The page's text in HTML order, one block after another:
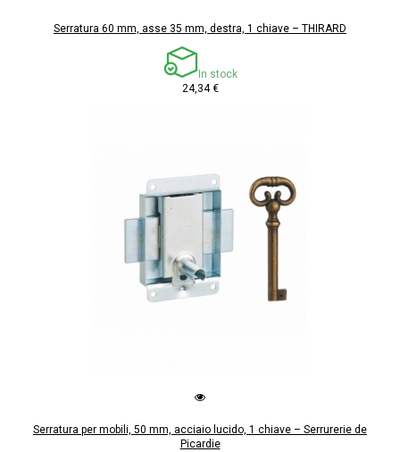
Serratura 60 mm, asse 35 mm, destra, 1 chiave – THIRARD
In stock
24,34 €
Serratura per mobili, 50 mm, acciaio lucido, 1 chiave – Serrurerie de
Picardie